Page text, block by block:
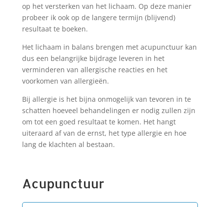
op het versterken van het lichaam. Op deze manier
probeer ik ook op de langere termijn (blijvend)
resultaat te boeken.
Het lichaam in balans brengen met acupunctuur kan
dus een belangrijke bijdrage leveren in het
verminderen van allergische reacties en het
voorkomen van allergieën.
Bij allergie is het bijna onmogelijk van tevoren in te
schatten hoeveel behandelingen er nodig zullen zijn
om tot een goed resultaat te komen. Het hangt
uiteraard af van de ernst, het type allergie en hoe
lang de klachten al bestaan.
Acupunctuur